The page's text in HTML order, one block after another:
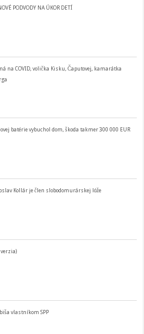
PODVODY NA ÚKOR DETÍ
na COVID, volička Kisku, Čaputovej, kamarátka
batérie vybuchol dom, škoda takmer 300 000 EUR
Kollár je člen slobodomurárskej lóže
verzia)
vlastníkom SPP